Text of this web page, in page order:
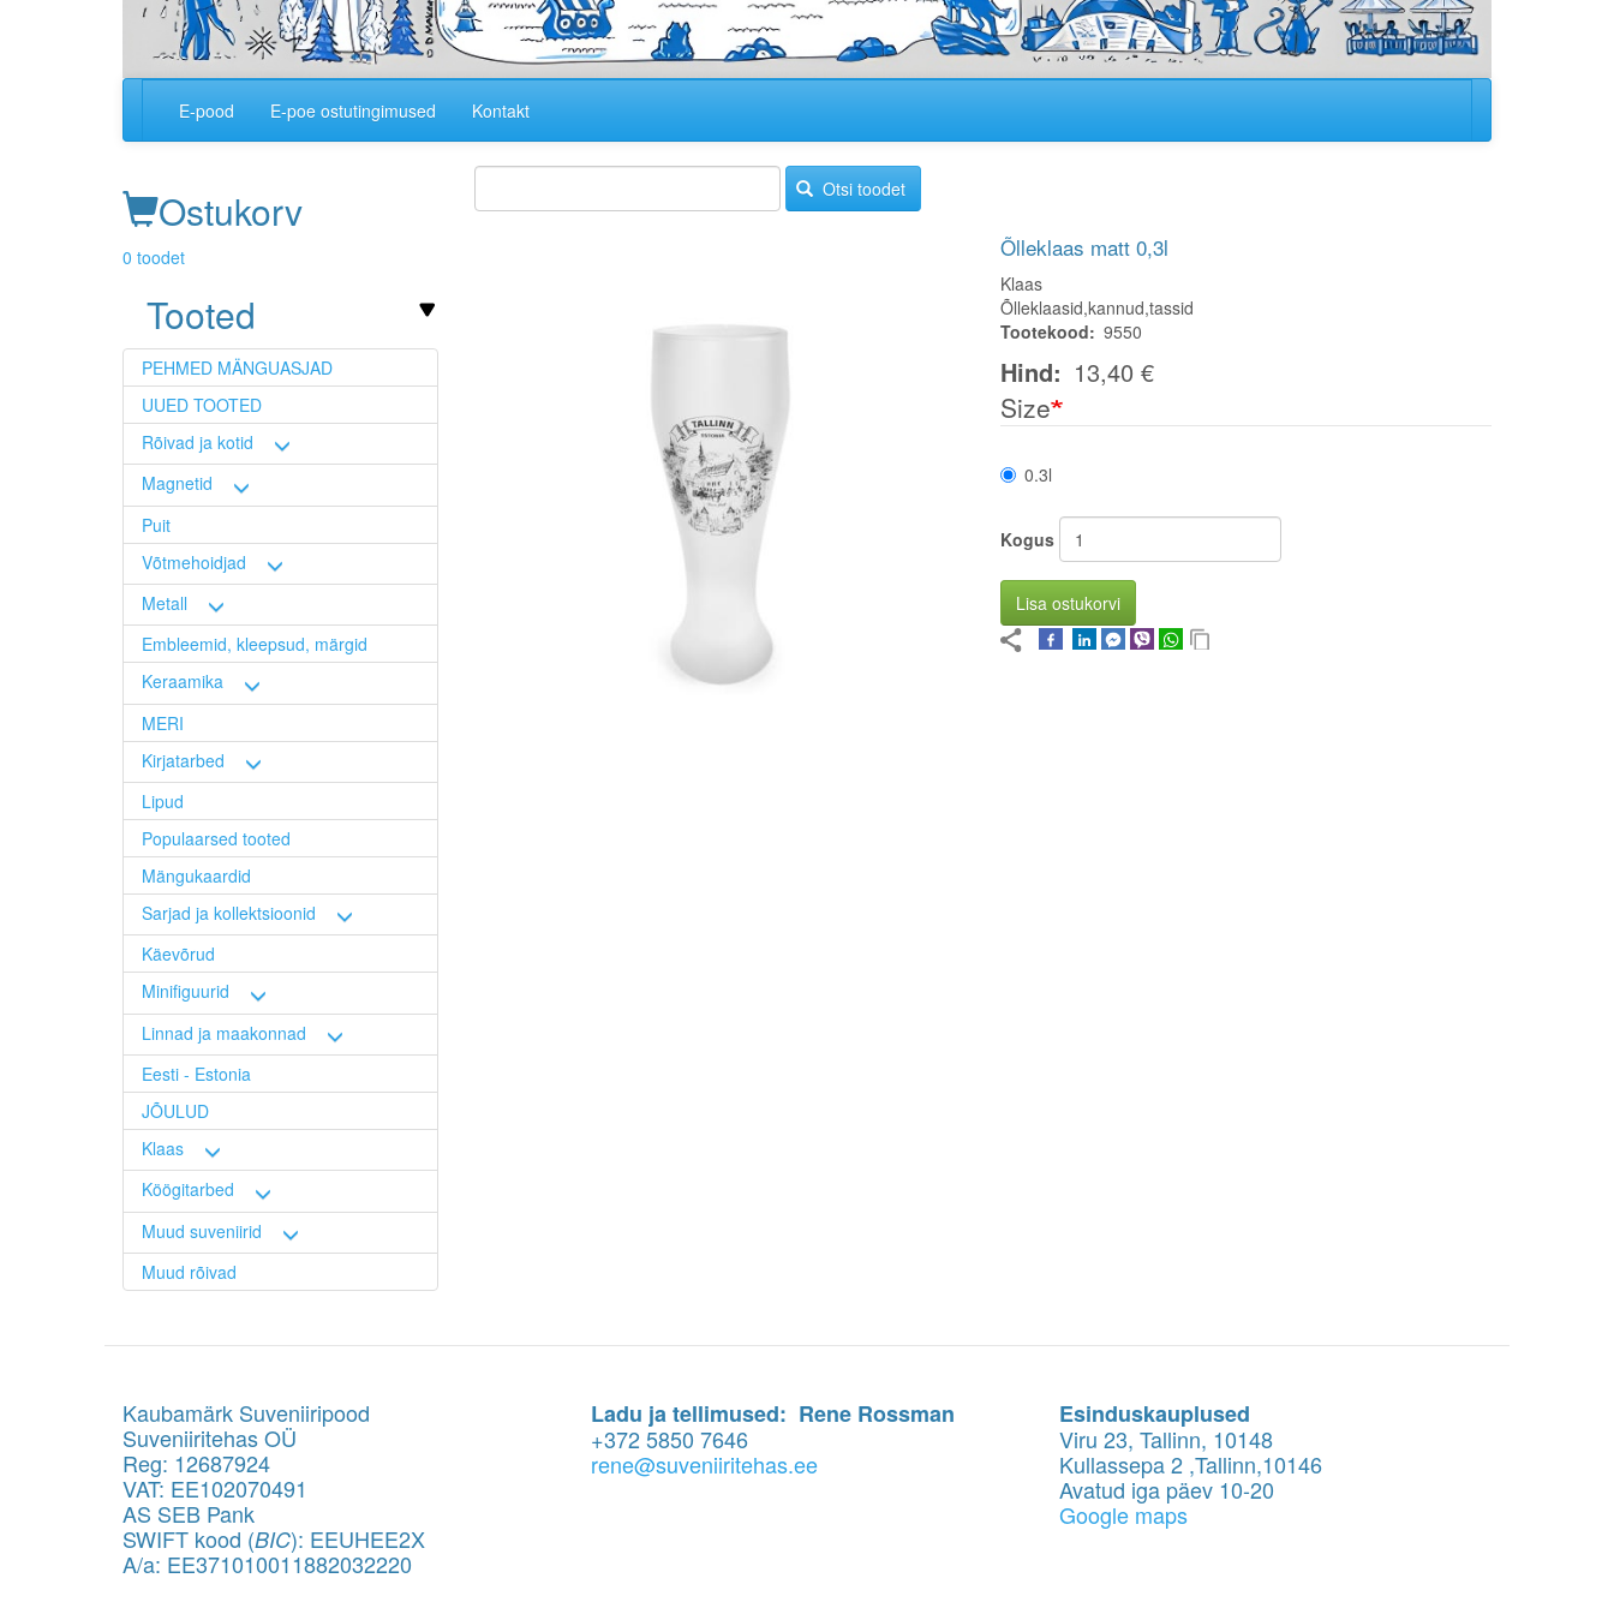
Main
E-pood E-poe ostutingimused Kontakt
Ostukorv
0 toodet
Tooted
PEHMED MÄNGUASJAD
UUED TOOTED
Rõivad ja kotid
Magnetid
Puit
Võtmehoidjad
Metall
Embleemid, kleepsud, märgid
Keraamika
MERI
Kirjatarbed
Lipud
Populaarsed tooted
Mängukaardid
Sarjad ja kollektsioonid
Käevõrud
Minifiguurid
Linnad ja maakonnad
Eesti - Estonia
JÕULUD
Klaas
Köögitarbed
Muud suveniirid
Muud rõivad
Otsi toodet
Õlleklaas matt 0,3l
Klaas
Õlleklaasid,kannud,tassid
Tootekood
9550
Hind 13,40 €
Size
0.3l
Kogus
Lisa ostukorvi
Kaubamärk Suveniiripood
Suveniiritehas OÜ
Reg: 12687924
VAT: EE102070491
AS SEB Pank
SWIFT kood (BIC): EEUHEE2X
A/a: EE371010011882032220
Ladu ja tellimused: Rene Rossman
+372 5850 7646
rene@suveniiritehas.ee
Esinduskauplused
Viru 23, Tallinn, 10148
Kullassepa 2 ,Tallinn,10146
Avatud iga päev 10-20
Google maps